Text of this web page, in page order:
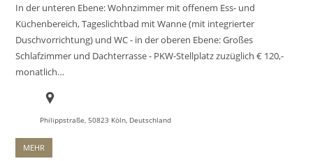
In der unteren Ebene: Wohnzimmer mit offenem Ess- und
Küchenbereich, Tageslichtbad mit Wanne (mit integrierter
Duschvorrichtung) und WC - in der oberen Ebene: Großes
Schlafzimmer und Dachterrasse - PKW-Stellplatz zuzüglich € 120,-
monatlich…
Philippstraße, 50823 Köln, Deutschland
MEHR